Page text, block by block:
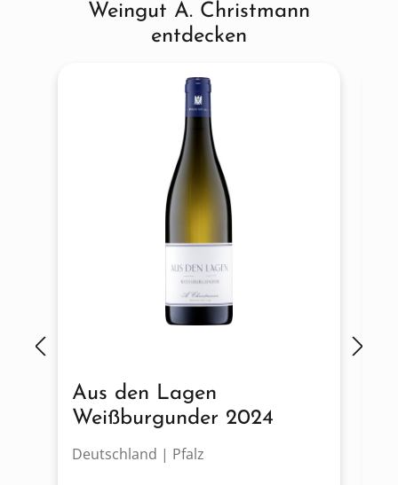
folgen uns alle spontanvergoren sind. Die Sekte werden
durch traditionelle Flaschengärung hergestellt und reifen
werden. Die 100er-Serie zeichnet die Riesling-Cuvées aus,
die 200er-Serie die Cuvées aus Burgundersorten. Mit jeder
Tirage werden die Serien fortlaufend nummeriert.
Weingut A. Christmann
entdecken
Aus den Lagen
Weißburgunder 2024
Deutschland | Pfalz